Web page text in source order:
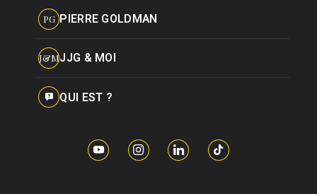
PG PIERRE GOLDMAN
J&MJJG & MOI
QUI EST ?